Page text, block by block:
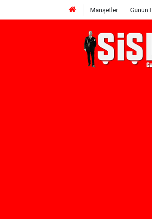
Manşetler Günün